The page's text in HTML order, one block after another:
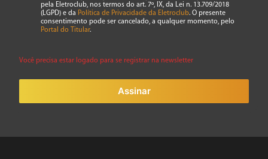
pela Eletroclub, nos termos do art. 7º, IX, da Lei n. 13.709/2018
(LGPD) e da Política de Privacidade da Eletroclub. O presente
consentimento pode ser cancelado, a qualquer momento, pelo
Portal do Titular.
Você precisa estar logado para se registrar na newsletter
Assinar